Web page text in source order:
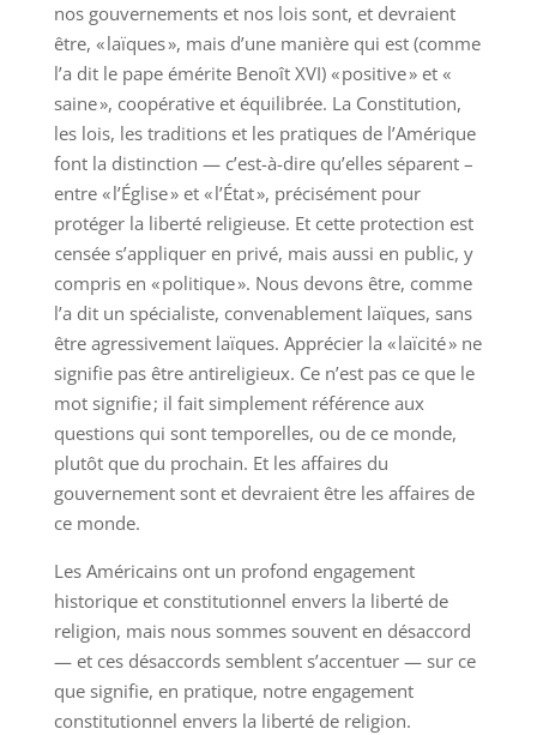
nos gouvernements et nos lois sont, et devraient
être, « laïques », mais d’une manière qui est (comme
l’a dit le pape émérite Benoît XVI) « positive » et «
saine », coopérative et équilibrée. La Constitution,
les lois, les traditions et les pratiques de l’Amérique
font la distinction — c’est-à-dire qu’elles séparent –
entre « l’Église » et « l’État », précisément pour
protéger la liberté religieuse. Et cette protection est
censée s’appliquer en privé, mais aussi en public, y
compris en « politique ». Nous devons être, comme
l’a dit un spécialiste, convenablement laïques, sans
être agressivement laïques. Apprécier la « laïcité » ne
signifie pas être antireligieux. Ce n’est pas ce que le
mot signifie ; il fait simplement référence aux
questions qui sont temporelles, ou de ce monde,
plutôt que du prochain. Et les affaires du
gouvernement sont et devraient être les affaires de
ce monde.
Les Américains ont un profond engagement
historique et constitutionnel envers la liberté de
religion, mais nous sommes souvent en désaccord
— et ces désaccords semblent s’accentuer — sur ce
que signifie, en pratique, notre engagement
constitutionnel envers la liberté de religion.